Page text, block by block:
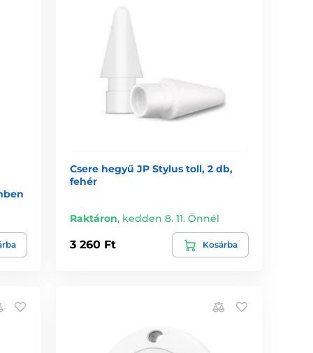
Csere hegyű JP Stylus toll, 2 db,
fehér
Raktáron, kedden 8. 11. Önnél
3 260 Ft Kosárba